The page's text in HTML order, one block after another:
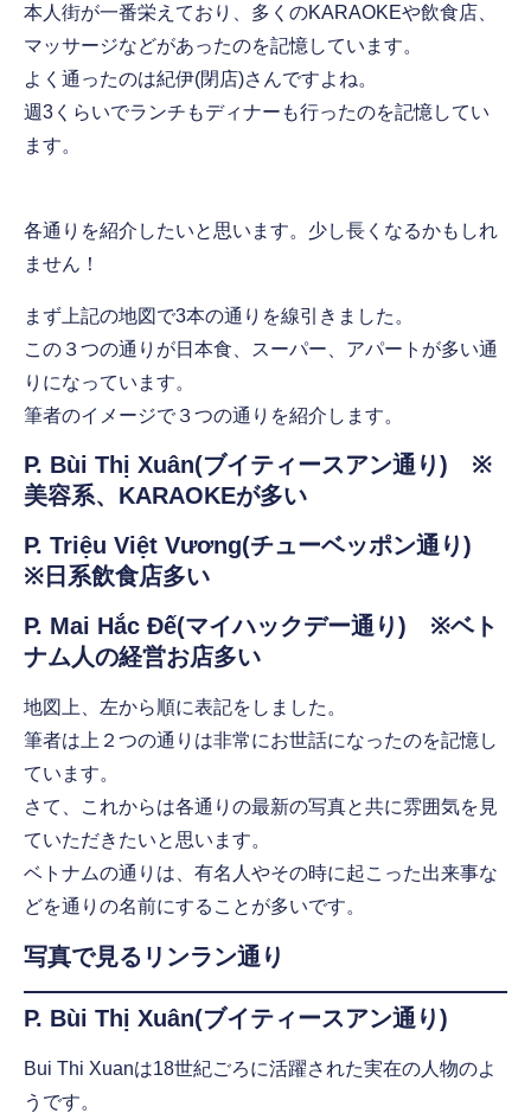
本人街が一番栄えており、多くのKARAOKEや飲食店、
マッサージなどがあったのを記憶しています。
よく通ったのは紀伊(閉店)さんですよね。
週3くらいでランチもディナーも行ったのを記憶してい
ます。
各通りを紹介したいと思います。少し長くなるかもしれ
まず上記の地図で3本の通りを線引きました。
この３つの通りが日本食、スーパー、アパートが多い通
りになっています。
筆者のイメージで３つの通りを紹介します。
P. Bùi Thị Xuân(ブイティースアン通り) ※
美容系、KARAOKEが多い
P. Triệu Việt Vương(チューベッポン通り)
※日系飲食店多い
P. Mai Hắc Đế(マイハックデー通り) ※ベト
ナム人の経営お店多い
地図上、左から順に表記をしました。
筆者は上２つの通りは非常にお世話になったのを記憶し
ています。
さて、これからは各通りの最新の写真と共に雰囲気を見
ていただきたいと思います。
ベトナムの通りは、有名人やその時に起こった出来事な
どを通りの名前にすることが多いです。
写真で見るリンラン通り
P. Bùi Thị Xuân(ブイティースアン通り)
Bui Thi Xuanは18世紀ごろに活躍された実在の人物のよ
うです。